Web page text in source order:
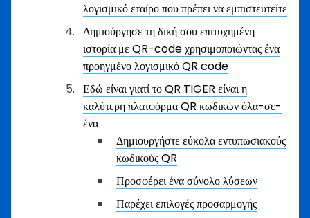
λογισμικό εταίρο που πρέπει να εμπιστευτείτε
Δημιούργησε τη δική σου επιτυχημένη
ιστορία με QR-code χρησιμοποιώντας ένα
προηγμένο λογισμικό QR code
Εδώ είναι γιατί το QR TIGER είναι η
καλύτερη πλατφόρμα QR κωδικών όλα-σε-
ένα
Δημιουργήστε εύκολα εντυπωσιακούς
κωδικούς QR
Προσφέρει ένα σύνολο λύσεων
Παρέχει επιλογές προσαρμογής